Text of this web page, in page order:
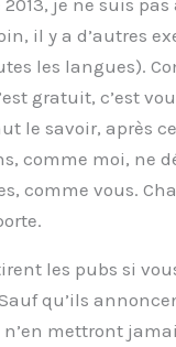
il y a d’autres
les langues).
gratuit, c’est
le savoir, après
comme moi, ne
comme vous.
les pubs si
qu’ils
mettront